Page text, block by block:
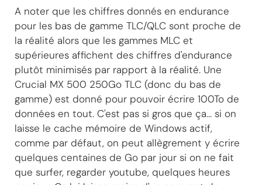
A noter que les chiffres donnés en endurance
pour les bas de gamme TLC/QLC sont proche de
la réalité alors que les gammes MLC et
supérieures affichent des chiffres d'endurance
plutôt minimisés par rapport à la réalité. Une
Crucial MX 500 250Go TLC (donc du bas de
gamme) est donné pour pouvoir écrire 100To de
données en tout. C'est pas si gros que ça... si on
laisse le cache mémoire de Windows actif,
comme par défaut, on peut allègrement y écrire
quelques centaines de Go par jour si on ne fait
que surfer, regarder youtube, quelques heures